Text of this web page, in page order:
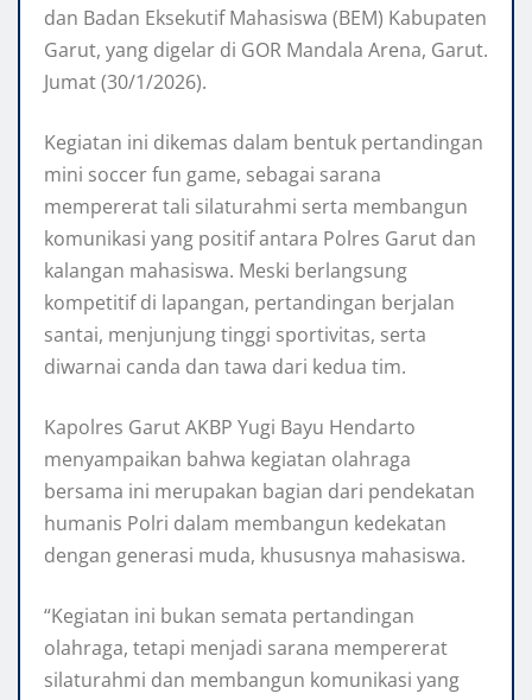
dan Badan Eksekutif Mahasiswa (BEM) Kabupaten
Garut, yang digelar di GOR Mandala Arena, Garut.
Jumat (30/1/2026).
Kegiatan ini dikemas dalam bentuk pertandingan
mini soccer fun game, sebagai sarana
mempererat tali silaturahmi serta membangun
komunikasi yang positif antara Polres Garut dan
kalangan mahasiswa. Meski berlangsung
kompetitif di lapangan, pertandingan berjalan
santai, menjunjung tinggi sportivitas, serta
diwarnai canda dan tawa dari kedua tim.
Kapolres Garut AKBP Yugi Bayu Hendarto
menyampaikan bahwa kegiatan olahraga
bersama ini merupakan bagian dari pendekatan
humanis Polri dalam membangun kedekatan
dengan generasi muda, khususnya mahasiswa.
“Kegiatan ini bukan semata pertandingan
olahraga, tetapi menjadi sarana mempererat
silaturahmi dan membangun komunikasi yang